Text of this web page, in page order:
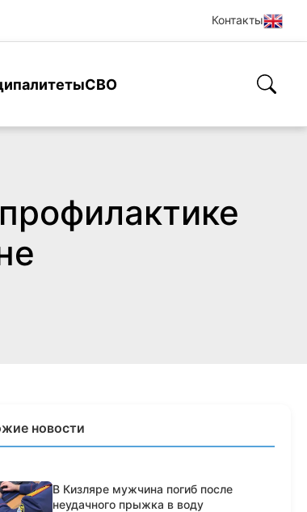
Контакты
СВО
новости
В Кизляре мужчина погиб после
неудачного прыжка в воду